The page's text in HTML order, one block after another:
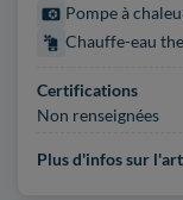
Pompe à
Chauffe-eau
Certifications
Non renseignées
Plus d'infos sur